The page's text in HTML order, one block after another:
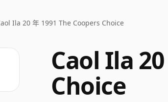
Ila 20 年 1991 The Coopers Choice
Caol Ila
Choice